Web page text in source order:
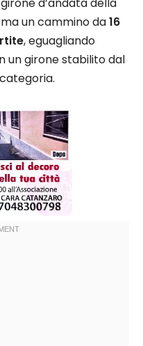
d’andata della
un cammino da16
, eguagliando
un girone stabilito dal